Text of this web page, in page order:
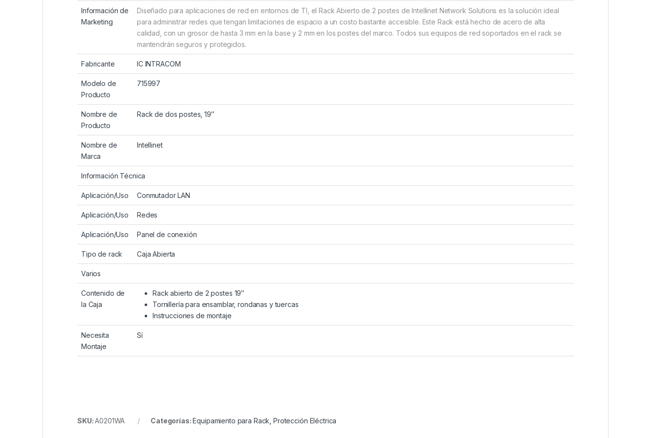
Información de
Marketing
Diseñado para aplicaciones de red en entornos de TI, el Rack Abierto de 2 postes de Intellinet Network Solutions es la solución ideal
para administrar redes que tengan limitaciones de espacio a un costo bastante accesible. Este Rack está hecho de acero de alta
calidad, con un grosor de hasta 3 mm en la base y 2 mm en los postes del marco. Todos sus equipos de red soportados en el rack se
mantendrán seguros y protegidos.
Fabricante IC INTRACOM
Modelo de
Producto
715997
Nombre de
Producto
Rack de dos postes, 19″
Nombre de
Marca
Intellinet
Información Técnica
Aplicación/Uso Conmutador LAN
Aplicación/Uso Redes
Aplicación/Uso Panel de conexión
Tipo de rack Caja Abierta
Varios
Contenido de
la Caja
Rack abierto de 2 postes 19″
Tornillería para ensamblar, rondanas y tuercas
Instrucciones de montaje
Necesita
Montaje
Sí
SKU:A0201WA Categorías:Equipamiento para Rack ,Protección Eléctrica